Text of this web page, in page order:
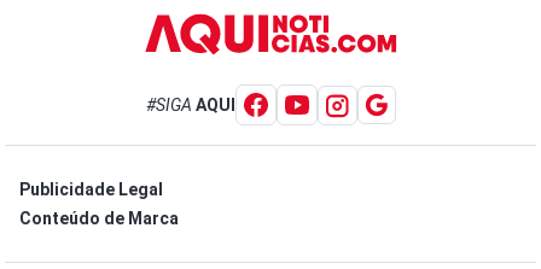
#SIGA AQUI
Publicidade Legal
Conteúdo de Marca